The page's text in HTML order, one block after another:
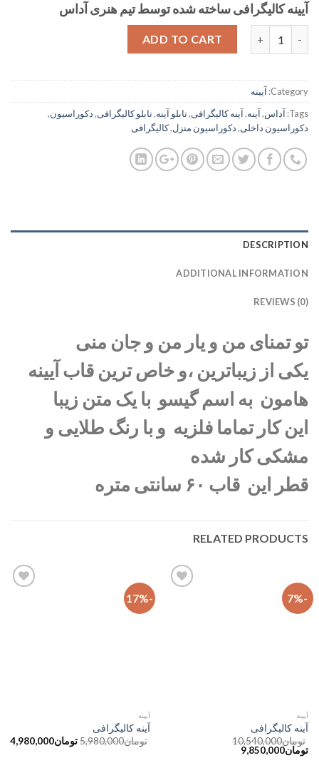
آیینه کالیگرافی ساخته شده توسط تیم هنری آداس
ADD TO CART
Category: آیینه
Tags: آداس,آینه,آینه کالیگرافی,تابلو آینه,تابلو کالیگرافی,دکوراسیون,
دکوراسیون داخلی,دکوراسیون منزل,کالیگرافی
DESCRIPTION
ADDITIONAL INFORMATION
REVIEWS (0)
تو تمنای من و یار من و جان منی
یکی از زیباترین ،و خاص ترین قاب آیینه
هامون به اسم گیسو با یک متن زیبا
این کار تماما فلزیه و با رنگ طلایی و
مشکی کار شده
قطر این قاب ۶۰ سانتی متره
RELATED PRODUCTS
-7%
آیینه
آینه کالیگرافی
تومان10,540,000
تومان9,850,000
-17%
آیینه
آینه کالیگرافی
تومان5,980,000تومان4,980,000